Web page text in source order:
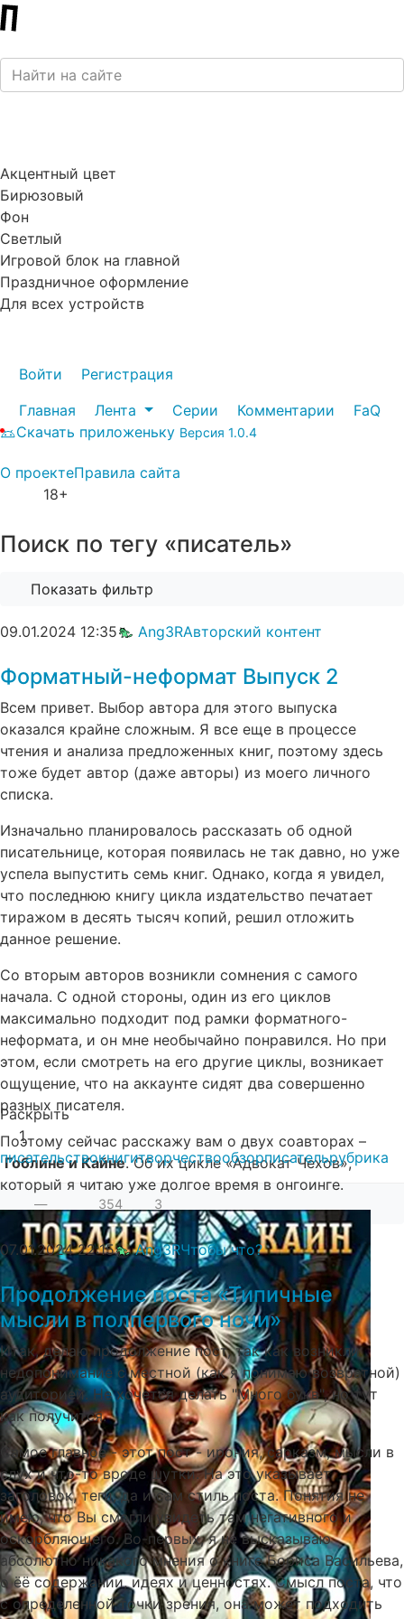
Акцентный цвет
Бирюзовый
Фон
Светлый
Игровой блок на главной
Праздничное оформление
Для всех устройств
Войти
Регистрация
Главная
Лента Серии Комментарии
FaQ
Скачать приложеньку Версия 1.0.4
О проектеПравила сайта
18+
Поиск по тегу «писатель»
Показать фильтр
09.01.2024 12:35 Ang3RАвторский контент
Форматный-неформат Выпуск 2
Всем привет. Выбор автора для этого выпуска
оказался крайне сложным. Я все еще в процессе
чтения и анализа предложенных книг, поэтому здесь
тоже будет автор (даже авторы) из моего личного
списка.
Изначально планировалось рассказать об одной
писательнице, которая появилась не так давно, но уже
успела выпустить семь книг. Однако, когда я увидел,
что последнюю книгу цикла издательство печатает
тиражом в десять тысяч копий, решил отложить
данное решение.
Со вторым авторов возникли сомнения с самого
начала. С одной стороны, один из его циклов
максимально подходит под рамки форматного-
неформата, и он мне необычайно понравился. Но при
этом, если смотреть на его другие циклы, возникает
ощущение, что на аккаунте сидят два совершенно
разных писателя.
Поэтому сейчас расскажу вам о двух соавторах –
Гоблине и Кайне. Об их цикле «Адвокат Чехов»,
который я читаю уже долгое время в онгоинге.
Раскрыть
1
писательствокнигитворчествообзорписательрубрика
— 354 3
07.01.2024 22:15 Ang3RЧтобы что?
Продолжение поста «Типичные
мысли в полпервого ночи»⁠⁠
Итак, делаю продолжение пост, так как возникли
недопонимание с местной (как я понимаю возвратной)
аудиторией. Не хочется делать "Много букв", но тут
как получится.
Самое главное - этот пост - ирония, сарказм, мысли в
слух и что-то вроде шутки. На это указывает
заголовок, теги, да и сам стиль поста. Понятия не
имею, что Вы смогли увидеть там негативного и
оскорбляющего. Во-первых, я не высказываю
абсолютно никакого мнения о книге Бориса Васильева,
о ёё содержании, идеях и ценностях. Смысл поста, что
с определенной точки зрения, она может подходить